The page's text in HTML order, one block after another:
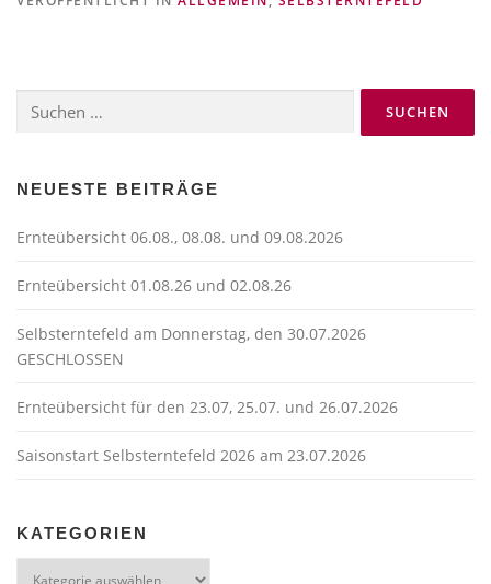
nach:
NEUESTE BEITRÄGE
Ernteübersicht 06.08., 08.08. und 09.08.2026
Ernteübersicht 01.08.26 und 02.08.26
Selbsterntefeld am Donnerstag, den 30.07.2026
GESCHLOSSEN
Ernteübersicht für den 23.07, 25.07. und 26.07.2026
Saisonstart Selbsterntefeld 2026 am 23.07.2026
KATEGORIEN